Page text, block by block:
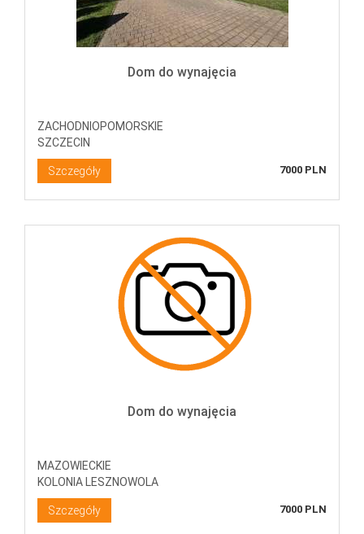
Dom do wynajęcia
ZACHODNIOPOMORSKIE
SZCZECIN
Szczegóły 7000 PLN
Dom do wynajęcia
MAZOWIECKIE
KOLONIA LESZNOWOLA
Szczegóły 7000 PLN